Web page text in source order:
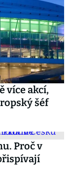
více akcí,
šéf
Proč v